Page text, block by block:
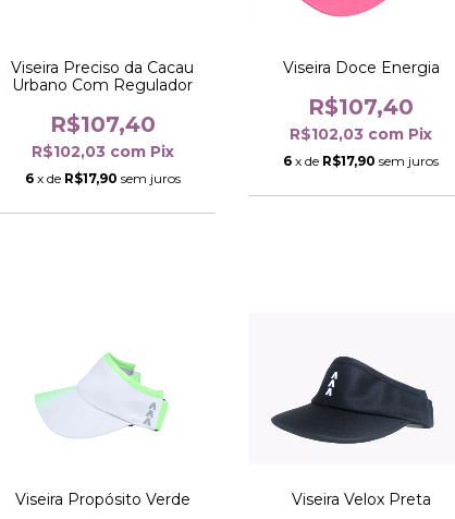
Viseira Preciso da Cacau
Urbano Com Regulador
R$107,40
R$102,03 com Pix
6 x de R$17,90 sem juros
Viseira Doce Energia
R$107,40
R$102,03 com Pix
6 x de R$17,90 sem juros
Viseira Propósito Verde Viseira Velox Preta